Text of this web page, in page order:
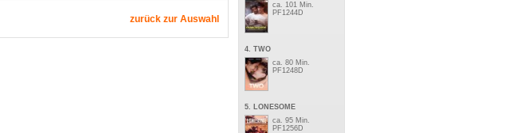
zurück zur Auswahl
ca. 101 Min.
PF1244D
4. TWO
ca. 80 Min.
PF1248D
5. LONESOME
ca. 95 Min.
PF1256D